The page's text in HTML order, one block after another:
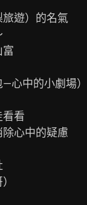
遊）的名氣
富
心中的小劇場）
看看
心中的疑慮